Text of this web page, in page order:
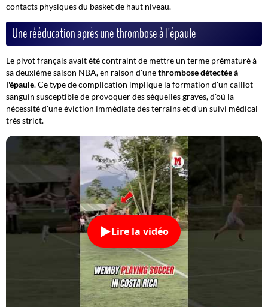
contacts physiques du basket de haut niveau.
Une rééducation après une thrombose à l'épaule
Le pivot français avait été contraint de mettre un terme prématuré à
sa deuxième saison NBA, en raison d'unethrombose détectée à
l'épaule. Ce type de complication implique la formation d'un caillot
sanguin susceptible de provoquer des séquelles graves, d'où la
nécessité d'une éviction immédiate des terrains et d'un suivi médical
très strict.
Lire la vidéo